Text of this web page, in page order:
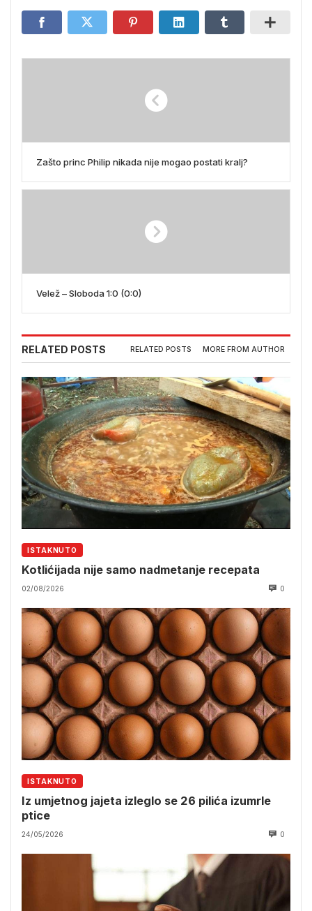
Zašto princ Philip nikada nije mogao postati kralj?
Velež – Sloboda 1:0 (0:0)
RELATED POSTS RELATED POSTS MORE FROM AUTHOR
ISTAKNUTO
Kotlićijada nije samo nadmetanje recepata
02/08/2026 0
ISTAKNUTO
Iz umjetnog jajeta izleglo se 26 pilića izumrle
ptice
24/05/2026 0